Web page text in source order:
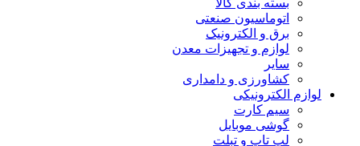
بسته بندی کالا
اتوماسیون صنعتی
برق و الکترونیک
لوازم و تجهیزات معدن
سایر
کشاورزی و دامداری
لوازم الکترونیکی
سیم کارت
گوشی موبایل
لپ تاپ و تبلت